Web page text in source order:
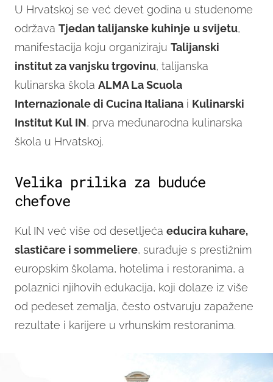
U Hrvatskoj se već devet godina u studenome
održava Tjedan talijanske kuhinje u svijetu,
manifestacija koju organiziraju Talijanski
institut za vanjsku trgovinu, talijanska
kulinarska škola ALMA La Scuola
Internazionale di Cucina Italiana i Kulinarski
Institut Kul IN, prva međunarodna kulinarska
škola u Hrvatskoj.
Velika prilika za buduće
chefove
Kul IN već više od desetljeća educira kuhare,
slastičare i sommeliere, surađuje s prestižnim
europskim školama, hotelima i restoranima, a
polaznici njihovih edukacija, koji dolaze iz više
od pedeset zemalja, često ostvaruju zapažene
rezultate i karijere u vrhunskim restoranima.